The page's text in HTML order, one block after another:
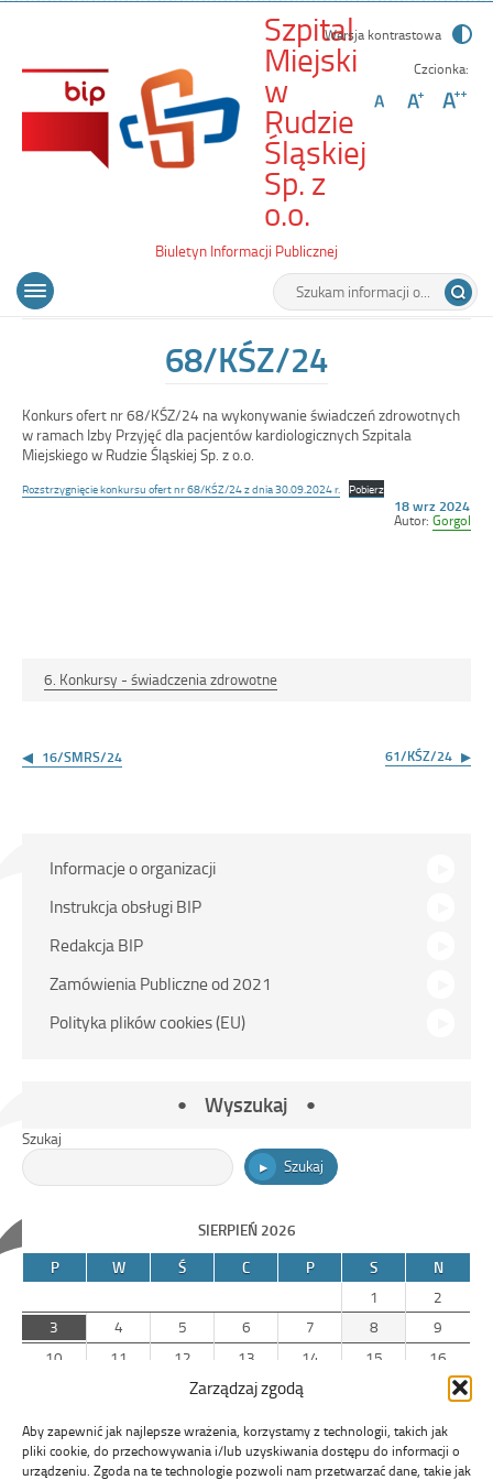
Zarządzaj zgodą
Aby zapewnić jak najlepsze wrażenia, korzystamy z technologii, takich jak
pliki cookie, do przechowywania i/lub uzyskiwania dostępu do informacji o
urządzeniu. Zgoda na te technologie pozwoli nam przetwarzać dane, takie jak
Szpital
Miejski
w
Rudzie
Śląskiej
Sp. z
o.o.
68/KŚZ/24
Biuletyn Informacji Publicznej
Wersja kontrastowa
Czcionka:
Wyszukiwarka
Tutaj
wpisz
Menu
główne
Otwórz
68/KŚZ/24
Konkurs ofert nr 68/KŚZ/24 na wykonywanie świadczeń zdrowotnych
w ramach Izby Przyjęć dla pacjentów kardiologicznych Szpitala
Miejskiego w Rudzie Śląskiej Sp. z o.o.
Rozstrzygnięcie konkursu ofert nr 68/KŚZ/24 z dnia 30.09.2024 r. Pobierz
Opublikowano
w
18 wrz 2024
Autor: Gorgol
6. Konkursy - świadczenia zdrowotne
wpisu
16/SMRS/24 61/KŚZ/24
Menu
główne
Informacje o organizacji
Instrukcja obsługi BIP
Redakcja BIP
Zamówienia Publiczne od 2021
Polityka plików cookies (EU)
Wyszukaj
Szukaj
Szukaj
SIERPIEŃ 2026
P
W Ś C P S
N
1
2
3
4 5 6 7 8
9
10
11 12 13 14 15
16
19 20 21
31